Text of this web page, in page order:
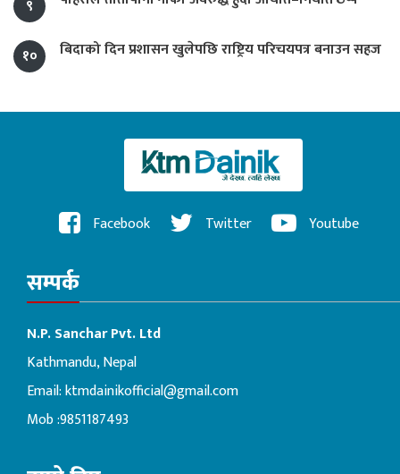
९
१० बिदाको दिन प्रशासन खुलेपछि राष्ट्रिय परिचयपत्र बनाउन सहज
Facebook Twitter Youtube
सम्पर्क
N.P. Sanchar Pvt. Ltd
Kathmandu, Nepal
Email:ktmdainikofficial@gmail.com
Mob :9851187493